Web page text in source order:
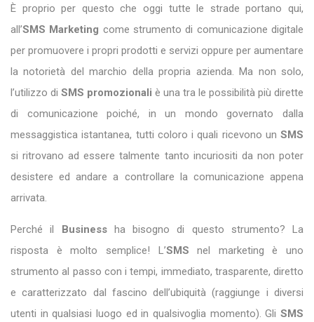
È proprio per questo che oggi tutte le strade portano qui,
all’SMS Marketing come strumento di comunicazione digitale
per promuovere i propri prodotti e servizi oppure per aumentare
la notorietà del marchio della propria azienda. Ma non solo,
l’utilizzo di SMS promozionali è una tra le possibilità più dirette
di comunicazione poiché, in un mondo governato dalla
messaggistica istantanea, tutti coloro i quali ricevono un SMS
si ritrovano ad essere talmente tanto incuriositi da non poter
desistere ed andare a controllare la comunicazione appena
arrivata.
Perché il Businessha bisogno di questo strumento? La
risposta è molto semplice! L’SMS nel marketing è uno
strumento al passo con i tempi, immediato, trasparente, diretto
e caratterizzato dal fascino dell’ubiquità (raggiunge i diversi
utenti in qualsiasi luogo ed in qualsivoglia momento). Gli SMS